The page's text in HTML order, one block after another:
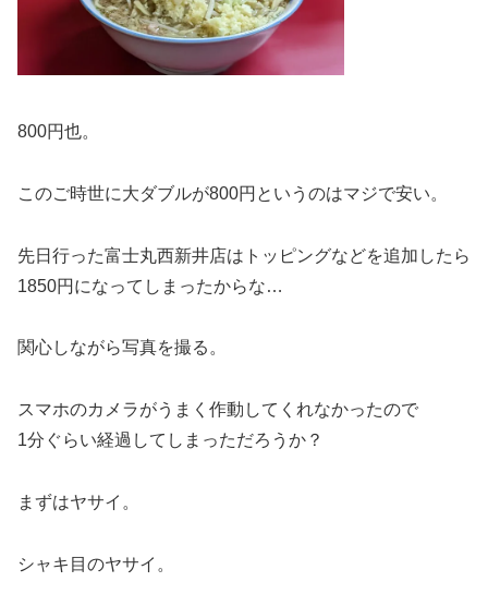
800円也。
このご時世に大ダブルが800円というのはマジで安い。
先日行った富士丸西新井店はトッピングなどを追加したら
1850円になってしまったからな…
関心しながら写真を撮る。
スマホのカメラがうまく作動してくれなかったので
1分ぐらい経過してしまっただろうか？
まずはヤサイ。
シャキ目のヤサイ。